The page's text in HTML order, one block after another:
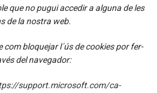
que no pugui accedir a alguna de les
de la nostra web.
bloquejar l´ús de cookies por fer-
del navegador:
support.microsoft.com/ca-